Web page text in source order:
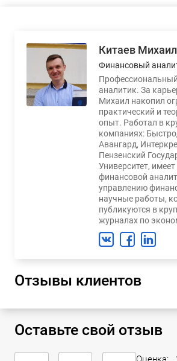
Китаев Михаил
Финансовый
аналитик. За
Михаил накопил
практический и
опыт. Работал в
компаниях:
Авангард,
Пензенский
Университет,
финансовой
управлению
научные работы,
публикуются в
журналах по
Отзывы клиентов
Оставьте свой отзыв